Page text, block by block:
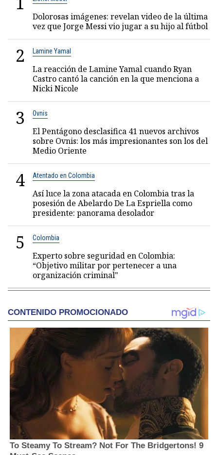
Dolorosas imágenes: revelan video de la última
vez que Jorge Messi vio jugar a su hijo al fútbol
2 Lamine Yamal
La reacción de Lamine Yamal cuando Ryan
Castro cantó la canción en la que menciona a
Nicki Nicole
3 Ovnis
El Pentágono desclasifica 41 nuevos archivos
sobre Ovnis: los más impresionantes son los del
Medio Oriente
4 Atentado en Colombia
Así luce la zona atacada en Colombia tras la
posesión de Abelardo De La Espriella como
presidente: panorama desolador
5 Colombia
Experto sobre seguridad en Colombia:
“Objetivo militar por pertenecer a una
organización criminal"